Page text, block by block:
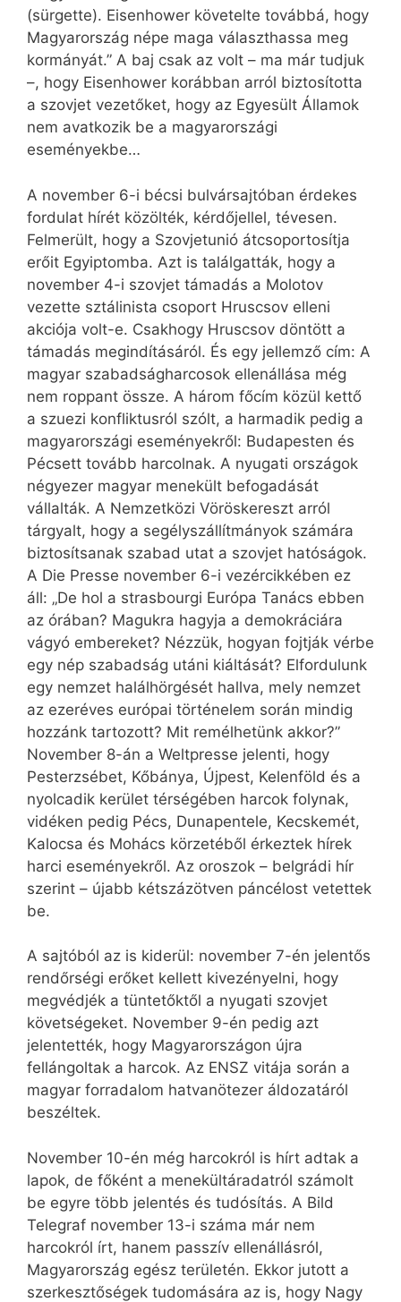
(sürgette). Eisenhower követelte továbbá, hogy
Magyarország népe maga választhassa meg
kormányát.” A baj csak az volt – ma már tudjuk
–, hogy Eisenhower korábban arról biztosította
a szovjet vezetőket, hogy az Egyesült Államok
nem avatkozik be a magyarországi
eseményekbe…
A november 6-i bécsi bulvársajtóban érdekes
fordulat hírét közölték, kérdőjellel, tévesen.
Felmerült, hogy a Szovjetunió átcsoportosítja
erőit Egyiptomba. Azt is találgatták, hogy a
november 4-i szovjet támadás a Molotov
vezette sztálinista csoport Hruscsov elleni
akciója volt-e. Csakhogy Hruscsov döntött a
támadás megindításáról. És egy jellemző cím: A
magyar szabadságharcosok ellenállása még
nem roppant össze. A három főcím közül kettő
a szuezi konfliktusról szólt, a harmadik pedig a
magyarországi eseményekről: Budapesten és
Pécsett tovább harcolnak. A nyugati országok
négyezer magyar menekült befogadását
vállalták. A Nemzetközi Vöröskereszt arról
tárgyalt, hogy a segélyszállítmányok számára
biztosítsanak szabad utat a szovjet hatóságok.
A Die Presse november 6-i vezércikkében ez
áll: „De hol a strasbourgi Európa Tanács ebben
az órában? Magukra hagyja a demokráciára
vágyó embereket? Nézzük, hogyan fojtják vérbe
egy nép szabadság utáni kiáltását? Elfordulunk
egy nemzet halálhörgését hallva, mely nemzet
az ezeréves európai történelem során mindig
hozzánk tartozott? Mit remélhetünk akkor?”
November 8-án a Weltpresse jelenti, hogy
Pesterzsébet, Kőbánya, Újpest, Kelenföld és a
nyolcadik kerület térségében harcok folynak,
vidéken pedig Pécs, Dunapentele, Kecskemét,
Kalocsa és Mohács körzetéből érkeztek hírek
harci eseményekről. Az oroszok – belgrádi hír
szerint – újabb kétszázötven páncélost vetettek
be.
A sajtóból az is kiderül: november 7-én jelentős
rendőrségi erőket kellett kivezényelni, hogy
megvédjék a tüntetőktől a nyugati szovjet
követségeket. November 9-én pedig azt
jelentették, hogy Magyarországon újra
fellángoltak a harcok. Az ENSZ vitája során a
magyar forradalom hatvanötezer áldozatáról
beszéltek.
November 10-én még harcokról is hírt adtak a
lapok, de főként a menekültáradatról számolt
be egyre több jelentés és tudósítás. A Bild
Telegraf november 13-i száma már nem
harcokról írt, hanem passzív ellenállásról,
Magyarország egész területén. Ekkor jutott a
szerkesztőségek tudomására az is, hogy Nagy